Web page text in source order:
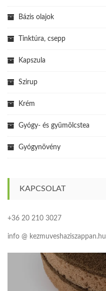
Bázis olajok
Tinktúra, csepp
Kapszula
Szirup
Krém
Gyógy- és gyümölcstea
Gyógynövény
KAPCSOLAT
+36 20 210 3027
info @ kezmuveshaziszappan.hu